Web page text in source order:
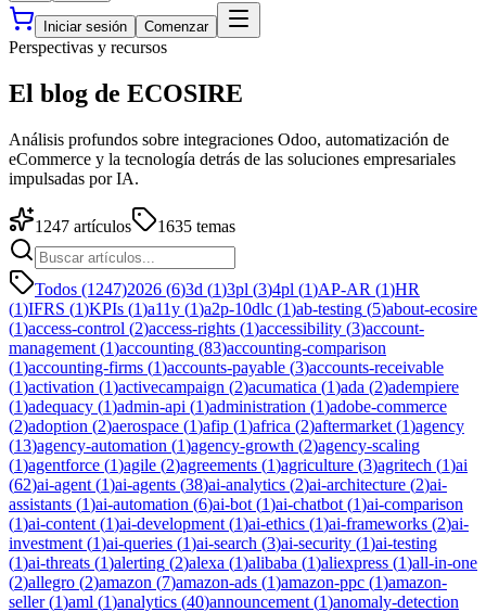
Iniciar sesión Comenzar
Perspectivas y recursos
El blog de ECOSIRE
Análisis profundos sobre integraciones Odoo, automatización de
eCommerce y la tecnología detrás de las soluciones empresariales
impulsadas por IA.
1247 artículos 1635 temas
Todos (1247)2026 (6)3d (1)3pl (3)4pl (1)AP-AR (1)HR
(1)IFRS (1)KPIs (1)a11y (1)a2p-10dlc (1)ab-testing (5)about-ecosire
(1)access-control (2)access-rights (1)accessibility (3)account-
management (1)accounting (83)accounting-comparison
(1)accounting-firms (1)accounts-payable (3)accounts-receivable
(1)activation (1)activecampaign (2)acumatica (1)ada (2)adempiere
(1)adequacy (1)admin-api (1)administration (1)adobe-commerce
(2)adoption (2)aerospace (1)afip (1)africa (2)aftermarket (1)agency
(13)agency-automation (1)agency-growth (2)agency-scaling
(1)agentforce (1)agile (2)agreements (1)agriculture (3)agritech (1)ai
(62)ai-agent (1)ai-agents (38)ai-analytics (2)ai-architecture (2)ai-
assistants (1)ai-automation (6)ai-bot (1)ai-chatbot (1)ai-comparison
(1)ai-content (1)ai-development (1)ai-ethics (1)ai-frameworks (2)ai-
investment (1)ai-queries (1)ai-search (3)ai-security (1)ai-testing
(1)ai-threats (1)alerting (2)alexa (1)alibaba (1)aliexpress (1)all-in-one
(2)allegro (2)amazon (7)amazon-ads (1)amazon-ppc (1)amazon-
seller(1)aml (1)analytics (40)announcement (1)anomaly-detection